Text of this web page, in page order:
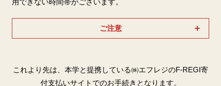
用できない時間帯がございます。
ご注意
これより先は、本学と提携している㈱エフレジのF-REGI寄
付支払いサイトでのお手続きとなります。